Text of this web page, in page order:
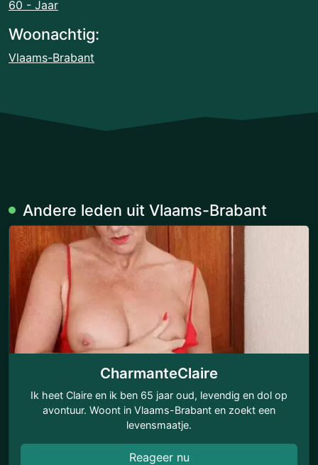
60 - Jaar
Woonachtig:
Vlaams-Brabant
Andere leden uit Vlaams-Brabant
CharmanteClaire
Ik heet Claire en ik ben 65 jaar oud, levendig en dol op
avontuur. Woont in Vlaams-Brabant en zoekt een
levensmaatje.
Reageer nu